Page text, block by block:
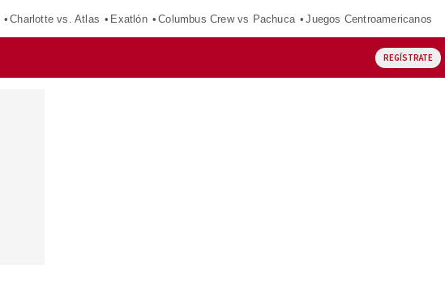
Charlotte vs. Atlas Exatlón Columbus Crew vs Pachuca Juegos Centroamericanos
REGÍSTRATE